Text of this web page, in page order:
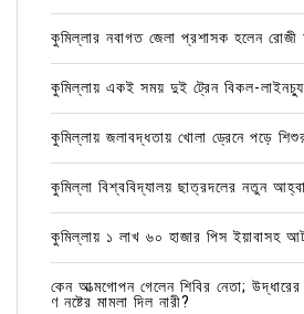
কুমিল্লার নবাগত জেলা প্রশাসক হলেন
কুমিল্লায় একই সময় দুই ট্রেন বিকল-
কুমিল্লায় জলাবদ্ধতায় খোলা ড্রেনে পড়ে
কুমিল্লা বিশ্ববিদ্যালয় ছাত্রদলের নতুন
কুমিল্লায় ১ লাখ ৬০ হাজার পিস ইয়াবাসহ
কেন আত্মগোপন গেলেন শিবির নেতা;
ণ নষ্টের মামলা দিল নারী?